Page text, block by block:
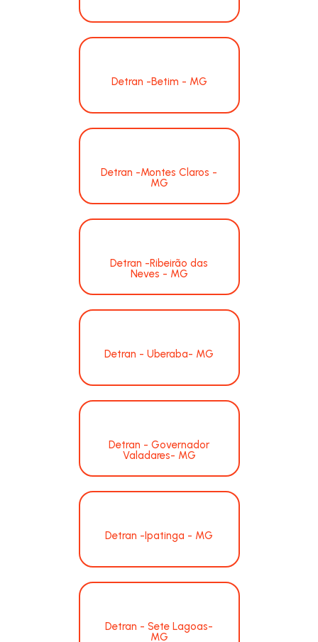
Detran -Betim - MG
Detran -Montes Claros -
MG
Detran -Ribeirão das
Neves - MG
Detran - Uberaba- MG
Detran - Governador
Valadares- MG
Detran -Ipatinga - MG
Detran - Sete Lagoas-
MG